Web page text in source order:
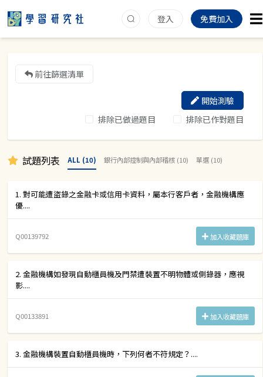
登入 免費加入
前往篩選清單
排除已做過題目 排除已作對題目
開始測驗
試題列表 ALL (10) 銀行內部控制與內部稽核 (10) 單選 (10)
1. 對可能遭盜錄之金融卡或信用卡資料，屬本行客戶者，金融機構應
優....
Q00139792 加入收藏題庫
2. 金融機構如發現自動櫃員機及門禁遭裝置不明物體或側錄器，應視
影....
Q00133891 加入收藏題庫
3. 金融機構裝置自動櫃員機時，下列何者不符規定？....